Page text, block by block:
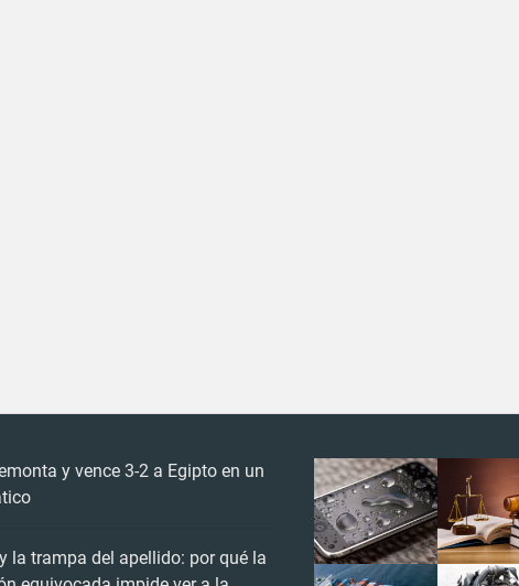
y vence 3-2 a Egipto en un
la trampa del apellido: por qué la